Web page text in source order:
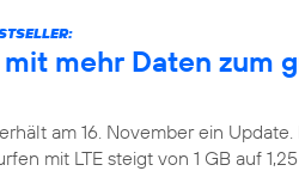
mehr Daten zum
am 16. November ein
mit LTE steigt von 1 GB auf